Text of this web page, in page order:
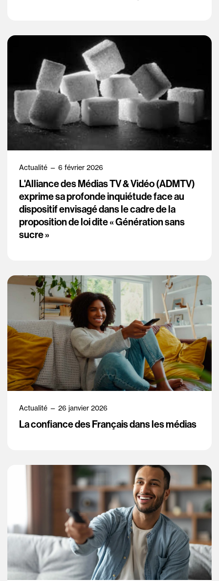
Actualité — 6 février 2026
L'Alliance des Médias TV & Vidéo (ADMTV)
exprime sa profonde inquiétude face au
dispositif envisagé dans le cadre de la
proposition de loi dite « Génération sans
sucre »
Actualité — 26 janvier 2026
La confiance des Français dans les médias